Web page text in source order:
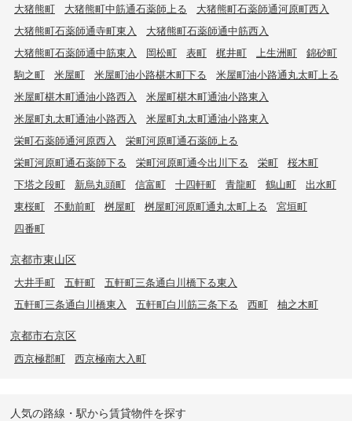
大猪熊町 大猪熊町中筋通石薬師上る
大猪熊町石薬師通河原町西入
大猪熊町石薬師通寺町東入
大猪熊町石薬師通中筋西入
大猪熊町石薬師通中筋東入
岡松町 表町 梶井町 上生洲町
錦砂町
駒之町
米屋町 米屋町油小路椹木町下る
米屋町油小路通丸太町上る
米屋町椹木町通油小路西入
米屋町椹木町通油小路東入
米屋町丸太町通油小路西入
米屋町丸太町通油小路東入
栄町石薬師通河原西入
栄町河原町通石薬師上る
栄町河原町通石薬師下る
栄町河原町通今出川下る 栄町
桜木町
下塔之段町
新烏丸頭町 信富町 十四軒町 青龍町 鶴山町
出水町
東桜町
不動前町 桝屋町 桝屋町河原町通丸太町上る
宮垣町
四番町
京都市東山区
大井手町 五軒町
五軒町三条通白川橋下る東入
五軒町三条通白川橋東入
五軒町白川筋三条下る 西町 柚之木町
京都市右京区
西京極郡町 西京極南大入町
人気の路線・駅から賃貸物件を探す